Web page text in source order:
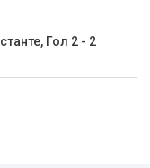
Гол 2 - 2